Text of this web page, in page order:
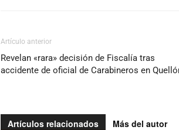
Artículo anterior
Revelan «rara» decisión de Fiscalía tras
accidente de oficial de Carabineros en
Artículos relacionados Más del autor